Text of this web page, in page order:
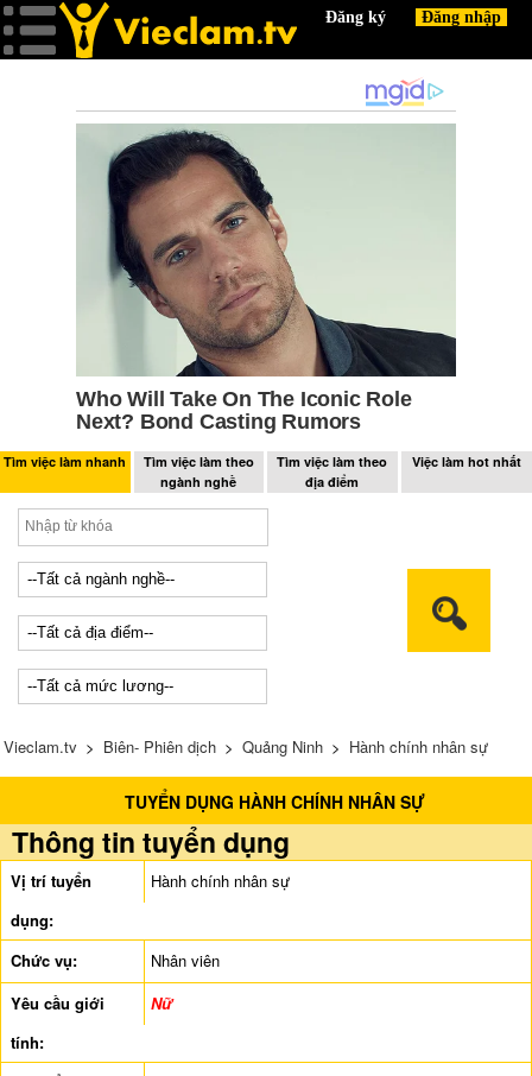
Tìm việc làm nhanh
Tìm việc làm theo
ngành nghề
Tìm việc làm theo
địa điểm
Việc làm hot nhất
Vieclam.tv > Biên- Phiên dịch > Quảng Ninh > Hành chính nhân sự
TUYỂN DỤNG HÀNH CHÍNH NHÂN SỰ
Thông tin tuyển dụng
Vị trí tuyển
dụng:
Hành chính nhân sự
Chức vụ:
Nhân viên
Yêu cầu giới
tính:
Nữ